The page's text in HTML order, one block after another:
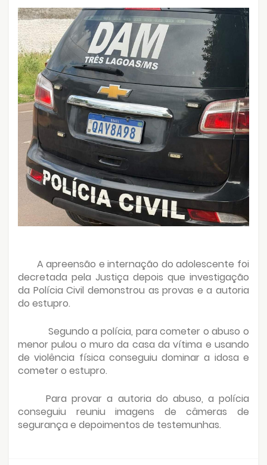
A apreensão e internação do adolescente foi
decretada pela Justiça depois que investigação
da Polícia Civil demonstrou as provas e a autoria
do estupro.
Segundo a polícia, para cometer o abuso o
menor pulou o muro da casa da vítima e usando
de violência física conseguiu dominar a idosa e
cometer o estupro.
Para provar a autoria do abuso, a polícia
conseguiu reuniu imagens de câmeras de
segurança e depoimentos de testemunhas.